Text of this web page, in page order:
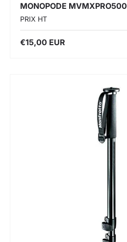
MONOPODE MVMXPRO500
PRIX HT
€15,00 EUR